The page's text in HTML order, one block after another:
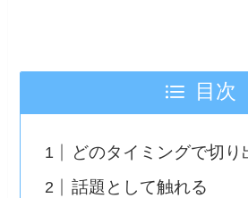
目次
どのタイミングで切り
話題として触れる